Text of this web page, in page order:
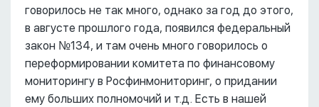
говорилось не так много, однако за год до этого,
в августе прошлого года, появился федеральный
закон №134, и там очень много говорилось о
переформировании комитета по финансовому
мониторингу в Росфинмониторинг, о придании
ему больших полномочий и т.д. Есть в нашей